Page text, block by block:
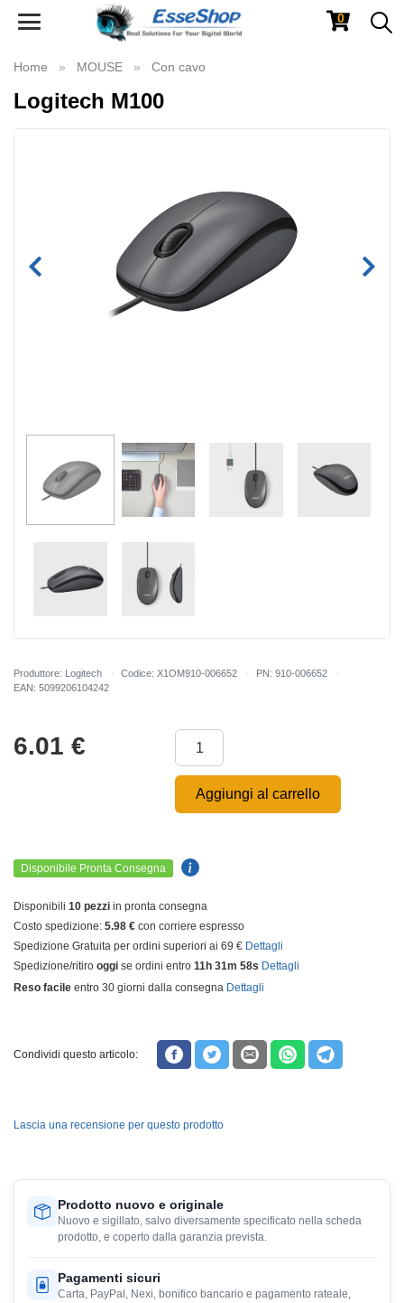
Toggle
0
Home MOUSE Con cavo
Logitech M100
Produttore: Logitech Codice: X1OM910-006652
PN: 910-006652
EAN: 5099206104242
6.01 €
Aggiungi al carrello
Disponibile Pronta Consegna
Disponibili 10 pezzi in pronta consegna
Costo spedizione: 5.98 € con corriere espresso
Spedizione Gratuita per ordini superiori ai 69 € Dettagli
Spedizione/ritiro oggi se ordini entro 11h 31m 58s Dettagli
Reso facile entro 30 giorni dalla consegna Dettagli
Condividi questo articolo:
Lascia una recensione per questo prodotto
Prodotto nuovo e originale
Nuovo e sigillato, salvo diversamente specificato nella scheda
prodotto, e coperto dalla garanzia prevista.
Pagamenti sicuri
Carta, PayPal, Nexi, bonifico bancario e pagamento rateale,